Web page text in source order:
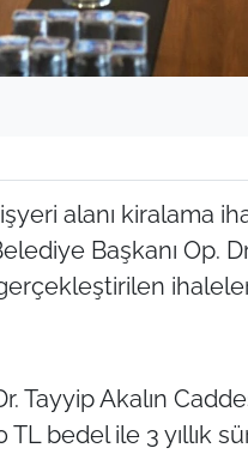
alanı kiralama
Başkanı Op.
ihaleler
Tayyip Akalın
TL bedel ile 3 yıllık